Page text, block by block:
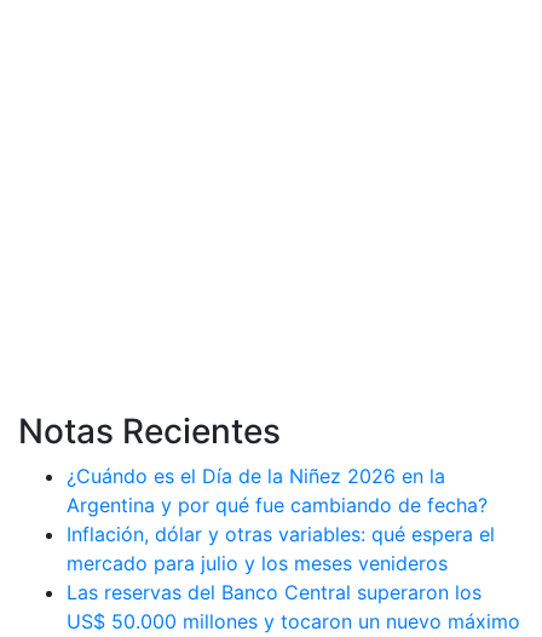
Notas Recientes
¿Cuándo es el Día de la Niñez 2026 en la
Argentina y por qué fue cambiando de fecha?
Inflación, dólar y otras variables: qué espera el
mercado para julio y los meses venideros
Las reservas del Banco Central superaron los
US$ 50.000 millones y tocaron un nuevo máximo